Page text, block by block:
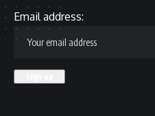
Email address: